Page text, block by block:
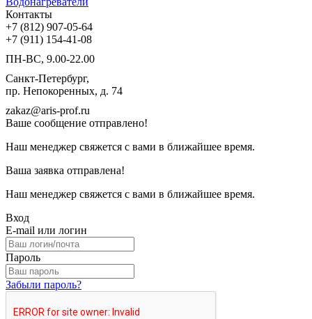
Контакты
+7 (812) 907-05-64
+7 (911) 154-41-08
ПН-ВС, 9.00-22.00
Санкт-Петербург,
пр. Непокоренных, д. 74
zakaz@aris-prof.ru
Ваше сообщение отправлено!
Наш менеджер свяжется с вами в ближайшее время.
Ваша заявка отправлена!
Наш менеджер свяжется с вами в ближайшее время.
Вход
E-mail или логин
Пароль
Забыли пароль?